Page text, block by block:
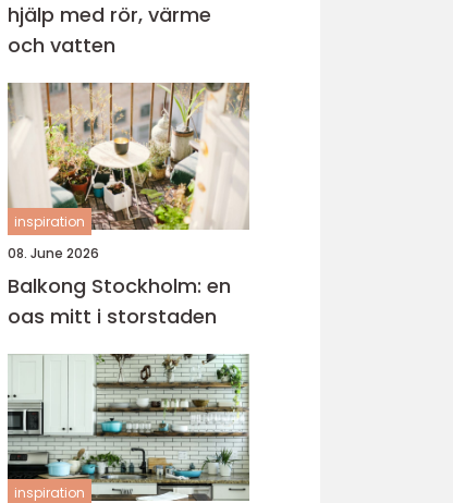
hjälp med rör, värme
och vatten
inspiration
08. June 2026
Balkong Stockholm: en
oas mitt i storstaden
inspiration